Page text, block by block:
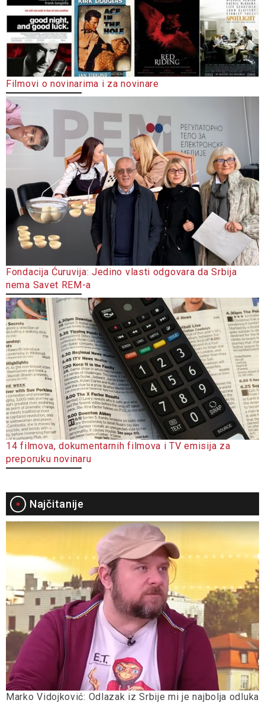
Filmovi o novinarima i za novinare
Fondacija Ćuruvija: Jedino vlasti odgovara da Srbija
nema Savet REM-a
14 filmova, dokumentarnih filmova i TV emisija za
preporuku novinaru
Najčitanije
Marko Vidojković: Odlazak iz Srbije mi je najbolja odluka